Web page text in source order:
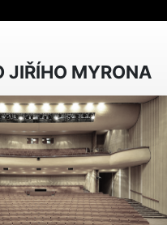
JIŘÍHO MYRONA